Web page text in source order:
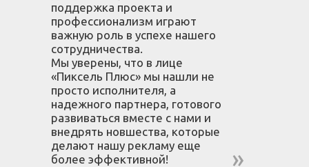
поддержка проекта и
профессионализм играют
важную роль в успехе нашего
сотрудничества.
Мы уверены, что в лице
«Пиксель Плюс» мы нашли не
просто исполнителя, а
надежного партнера, готового
развиваться вместе с нами и
внедрять новшества, которые
делают нашу рекламу еще
более эффективной!